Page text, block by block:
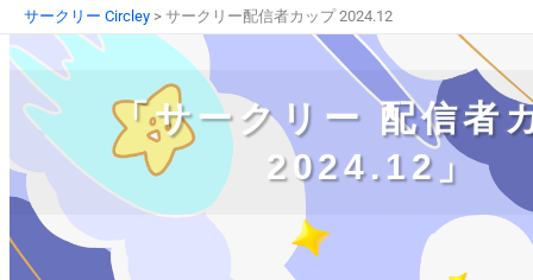
を
サークリー Circley > サークリー配信者カップ 2024.12
「サークリー 配信者
2024.12」